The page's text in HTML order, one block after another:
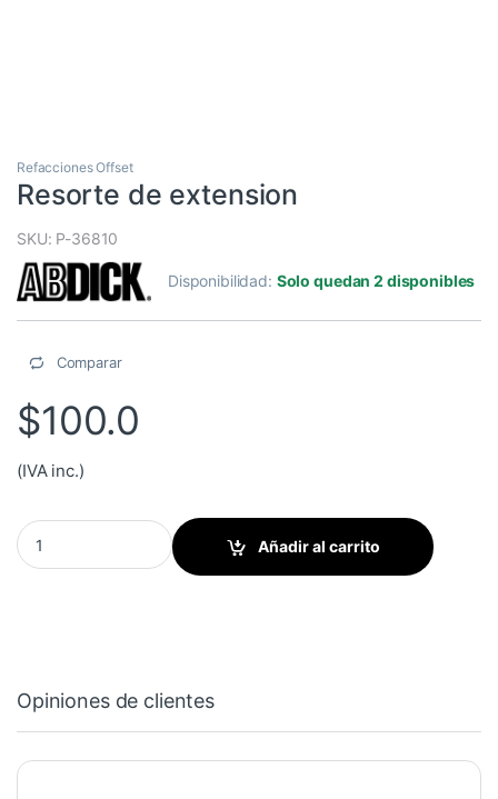
Refacciones Offset
Resorte de extension
SKU: P-36810
Disponibilidad: Solo quedan 2 disponibles
Comparar
$100.0
(IVA inc.)
Resorte de extension quantity
Añadir al carrito
Opiniones de clientes